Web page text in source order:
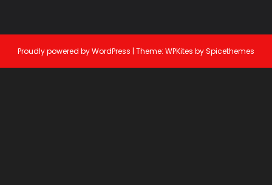
Proudly powered byWordPress | Theme: WPKites bySpicethemes